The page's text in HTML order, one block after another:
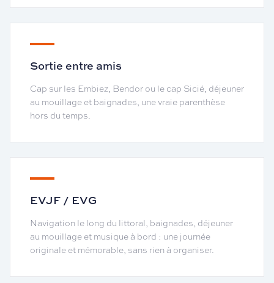
Sortie entre amis
Cap sur les Embiez, Bendor ou le cap Sicié, déjeuner
au mouillage et baignades, une vraie parenthèse
hors du temps.
EVJF / EVG
Navigation le long du littoral, baignades, déjeuner
au mouillage et musique à bord : une journée
originale et mémorable, sans rien à organiser.